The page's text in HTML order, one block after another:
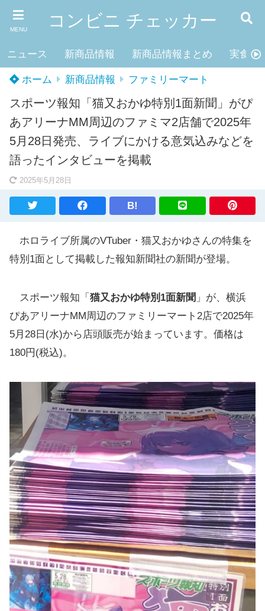
MENU コンビニ チェッカー
ニュース 新商品情報 新商品情報まとめ 実食レ
ホーム 新商品情報 ファミリーマート
スポーツ報知「猫又おかゆ特別1面新聞」がぴ
あアリーナMM周辺のファミマ2店舗で2025年
5月28日発売、ライブにかける意気込みなどを
語ったインタビューを掲載
2025年5月28日
B!
ホロライブ所属のVTuber・猫又おかゆさんの特集を
特別1面として掲載した報知新聞社の新聞が登場。
スポーツ報知「 猫又おかゆ特別1面新聞 」が、横浜
ぴあアリーナMM周辺のファミリーマート2店で2025年
5月28日(水)から店頭販売が始まっています。価格は
180円(税込)。